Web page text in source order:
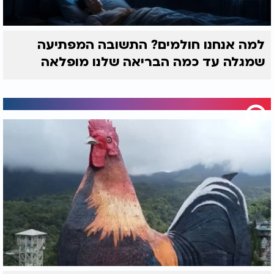
אמונה. ולהתחבר - אחד לשני, ולאבינו שבשמיים.
למה אנחנו חולמים? התשובה המפתיעה
שמגלה עד כמה הבריאה שלנו מופלאה